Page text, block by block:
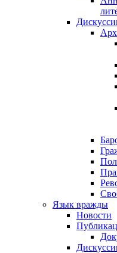
Язык вражды
Новости